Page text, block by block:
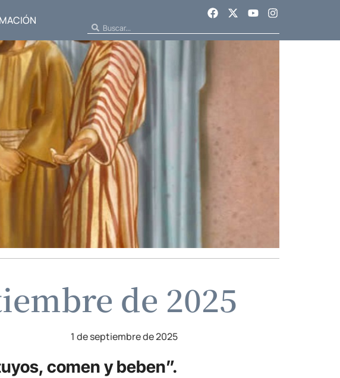
de 2025
1 de septiembre de 2025
comen y beben”.